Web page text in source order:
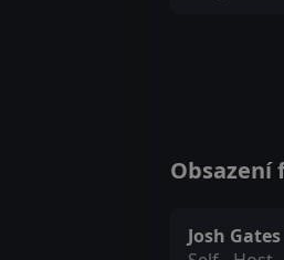
Obsazení
Josh Gates